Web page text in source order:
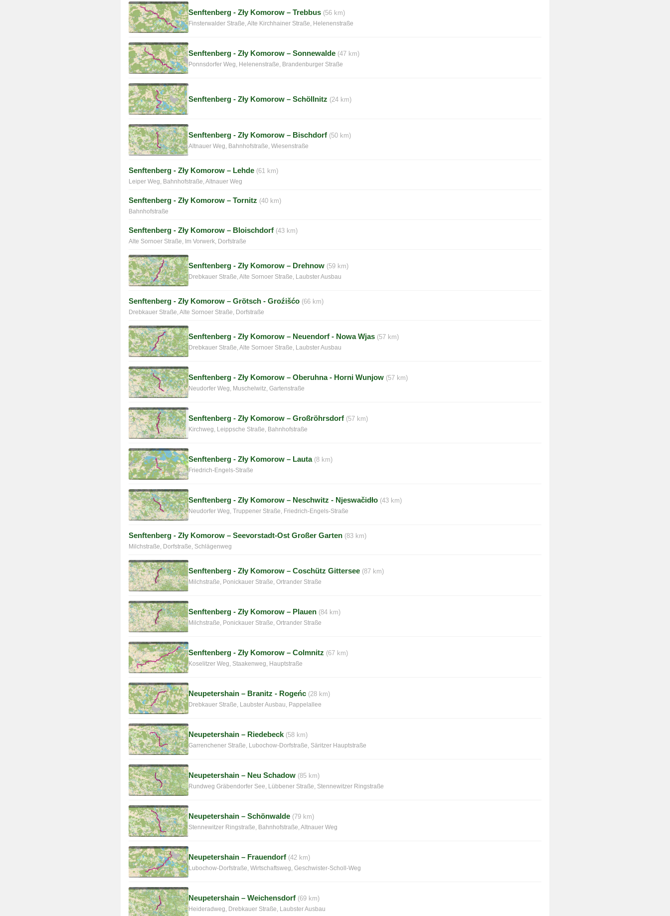
Senftenberg - Zły Komorow – Trebbus (56 km)
Finsterwalder Straße, Alte Kirchhainer Straße, Helenenstraße
Senftenberg - Zły Komorow – Sonnewalde (47 km)
Ponnsdorfer Weg, Helenenstraße, Brandenburger Straße
Senftenberg - Zły Komorow – Schöllnitz (24 km)
Senftenberg - Zły Komorow – Bischdorf (50 km)
Altnauer Weg, Bahnhofstraße, Wiesenstraße
Senftenberg - Zły Komorow – Lehde (61 km)
Leiper Weg, Bahnhofstraße, Altnauer Weg
Senftenberg - Zły Komorow – Tornitz (40 km)
Bahnhofstraße
Senftenberg - Zły Komorow – Bloischdorf (43 km)
Alte Sornoer Straße, Im Vorwerk, Dorfstraße
Senftenberg - Zły Komorow – Drehnow (59 km)
Drebkauer Straße, Alte Sornoer Straße, Laubster Ausbau
Senftenberg - Zły Komorow – Grötsch - Groźišćo (66 km)
Drebkauer Straße, Alte Sornoer Straße, Dorfstraße
Senftenberg - Zły Komorow – Neuendorf - Nowa Wjas (57 km)
Drebkauer Straße, Alte Sornoer Straße, Laubster Ausbau
Senftenberg - Zły Komorow – Oberuhna - Horni Wunjow (57 km)
Neudorfer Weg, Muschelwitz, Gartenstraße
Senftenberg - Zły Komorow – Großröhrsdorf (57 km)
Kirchweg, Leippsche Straße, Bahnhofstraße
Senftenberg - Zły Komorow – Lauta (8 km)
Friedrich-Engels-Straße
Senftenberg - Zły Komorow – Neschwitz - Njeswačidło (43 km)
Neudorfer Weg, Truppener Straße, Friedrich-Engels-Straße
Senftenberg - Zły Komorow – Seevorstadt-Ost Großer Garten (83 km)
Milchstraße, Dorfstraße, Schlägenweg
Senftenberg - Zły Komorow – Coschütz Gittersee (87 km)
Milchstraße, Ponickauer Straße, Ortrander Straße
Senftenberg - Zły Komorow – Plauen (84 km)
Milchstraße, Ponickauer Straße, Ortrander Straße
Senftenberg - Zły Komorow – Colmnitz (67 km)
Koselitzer Weg, Staakenweg, Hauptstraße
Neupetershain – Branitz - Rogeńc (28 km)
Drebkauer Straße, Laubster Ausbau, Pappelallee
Neupetershain – Riedebeck (58 km)
Garrenchener Straße, Lubochow-Dorfstraße, Säritzer Hauptstraße
Neupetershain – Neu Schadow (85 km)
Rundweg Gräbendorfer See, Lübbener Straße, Stennewitzer Ringstraße
Neupetershain – Schönwalde (79 km)
Stennewitzer Ringstraße, Bahnhofstraße, Altnauer Weg
Neupetershain – Frauendorf (42 km)
Lubochow-Dorfstraße, Wirtschaftsweg, Geschwister-Scholl-Weg
Neupetershain – Weichensdorf (69 km)
Heideradweg, Drebkauer Straße, Laubster Ausbau